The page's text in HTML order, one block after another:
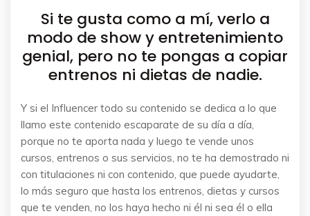
Si te gusta como a mí, verlo a
modo de show y entretenimiento
genial, pero no te pongas a copiar
entrenos ni dietas de nadie.
Y si el Influencer todo su contenido se dedica a lo que
llamo este contenido escaparate de su día a día,
porque no te aporta nada y luego te vende unos
cursos, entrenos o sus servicios, no te ha demostrado ni
con titulaciones ni con contenido, que puede ayudarte,
lo más seguro que hasta los entrenos, dietas y cursos
que te venden, no los haya hecho ni él ni sea él o ella